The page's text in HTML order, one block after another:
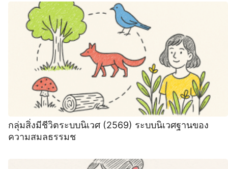
กลุ่มสิ่งมีชีวิตระบบนิเวศ (2569) ระบบนิเวศฐานของ
ความสมลธรรมช